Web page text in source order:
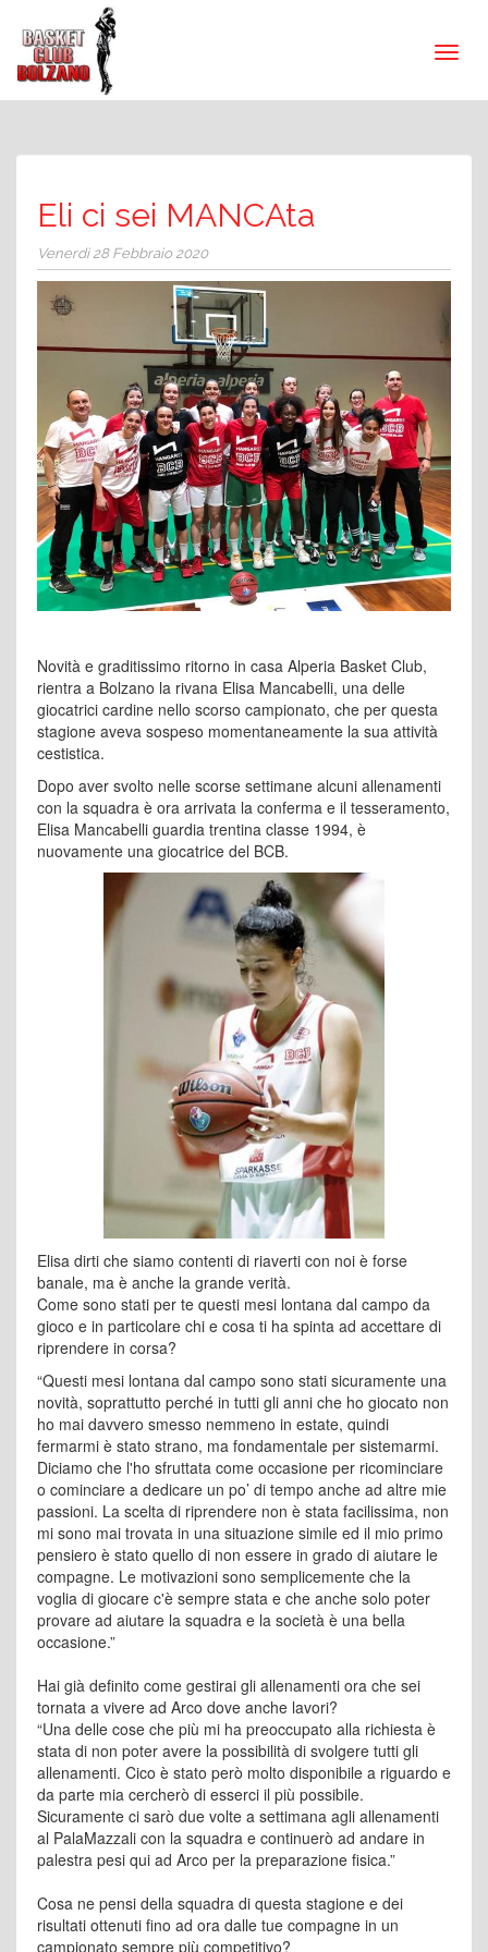
Eli ci sei MANCAta
Venerdì 28 Febbraio 2020
Novità e graditissimo ritorno in casa Alperia Basket Club,
rientra a Bolzano la rivana Elisa Mancabelli, una delle
giocatrici cardine nello scorso campionato, che per questa
stagione aveva sospeso momentaneamente la sua attività
cestistica.
Dopo aver svolto nelle scorse settimane alcuni allenamenti
con la squadra è ora arrivata la conferma e il tesseramento,
Elisa Mancabelli guardia trentina classe 1994, è
nuovamente una giocatrice del BCB.
Elisa dirti che siamo contenti di riaverti con noi è forse
banale, ma è anche la grande verità.
Come sono stati per te questi mesi lontana dal campo da
gioco e in particolare chi e cosa ti ha spinta ad accettare di
riprendere in corsa?
“Questi mesi lontana dal campo sono stati sicuramente una
novità, soprattutto perché in tutti gli anni che ho giocato non
ho mai davvero smesso nemmeno in estate, quindi
fermarmi è stato strano, ma fondamentale per sistemarmi.
Diciamo che l'ho sfruttata come occasione per ricominciare
o cominciare a dedicare un po’ di tempo anche ad altre mie
passioni. La scelta di riprendere non è stata facilissima, non
mi sono mai trovata in una situazione simile ed il mio primo
pensiero è stato quello di non essere in grado di aiutare le
compagne. Le motivazioni sono semplicemente che la
voglia di giocare c'è sempre stata e che anche solo poter
provare ad aiutare la squadra e la società è una bella
occasione.”
Hai già definito come gestirai gli allenamenti ora che sei
tornata a vivere ad Arco dove anche lavori?
“Una delle cose che più mi ha preoccupato alla richiesta è
stata di non poter avere la possibilità di svolgere tutti gli
allenamenti. Cico è stato però molto disponibile a riguardo e
da parte mia cercherò di esserci il più possibile.
Sicuramente ci sarò due volte a settimana agli allenamenti
al PalaMazzali con la squadra e continuerò ad andare in
palestra pesi qui ad Arco per la preparazione fisica.”
Cosa ne pensi della squadra di questa stagione e dei
risultati ottenuti fino ad ora dalle tue compagne in un
campionato sempre più competitivo?